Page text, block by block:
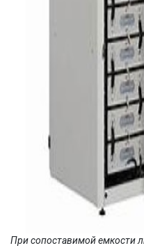
При сопоставимой емкости